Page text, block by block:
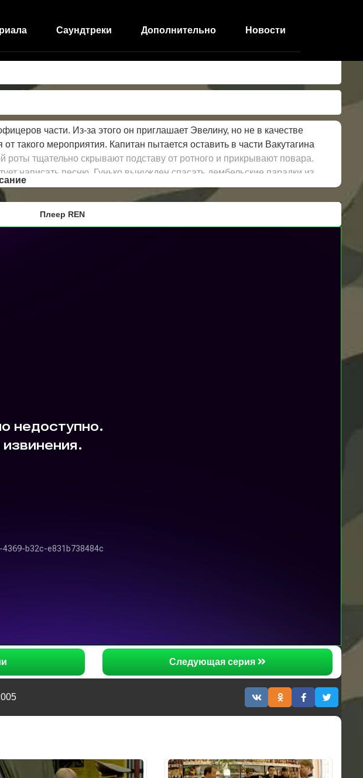
Саундтреки Дополнительно Новости
части. Из-за этого он приглашает Эвелину, но не в качестве
такого мероприятия. Капитан пытается оставить в части Вакутагина
тщательно скрывают подставу от ротного и прикрывают повара.
написать песню. Гунько вынужден спасать дембельские парадки из
в эту ночь чтобы солдаты могли отметить свой дембель в каптерке. И
успели стать любимыми – Вакутагин, Соколов, Гунько покидают
два года. Самсонов остается в расположении из-за
Плеер REN
Следующая серия